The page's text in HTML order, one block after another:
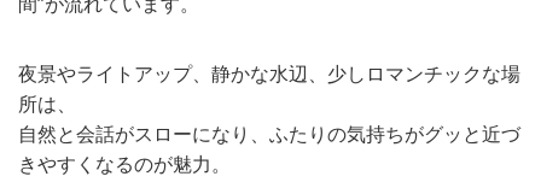
夜景やライトアップ、静かな水辺、少しロマンチックな場
所は、
自然と会話がスローになり、ふたりの気持ちがグッと近づ
きやすくなるのが魅力。